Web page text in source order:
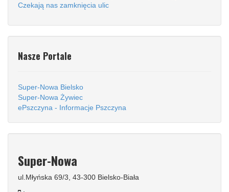
Czekają nas zamknięcia ulic
Nasze Portale
Super-Nowa Bielsko
Super-Nowa Żywiec
ePszczyna - Informacje Pszczyna
Super-Nowa
ul.Młyńska 69/3, 43-300 Bielsko-Biała